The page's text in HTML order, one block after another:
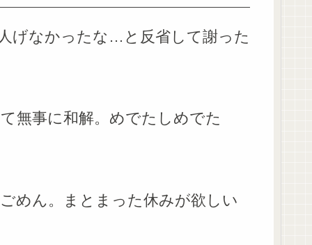
げなかったな…と反省して謝った
無事に和解。めでたしめでた
めん。まとまった休みが欲しい